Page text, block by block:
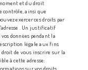
et du droit
contrôle, ainsi que
exercer ces droits par
. Un justificatif
données pendant la
légale aux fins
droit de vous inscrire sur la
à cette adresse:
sur vos droits.